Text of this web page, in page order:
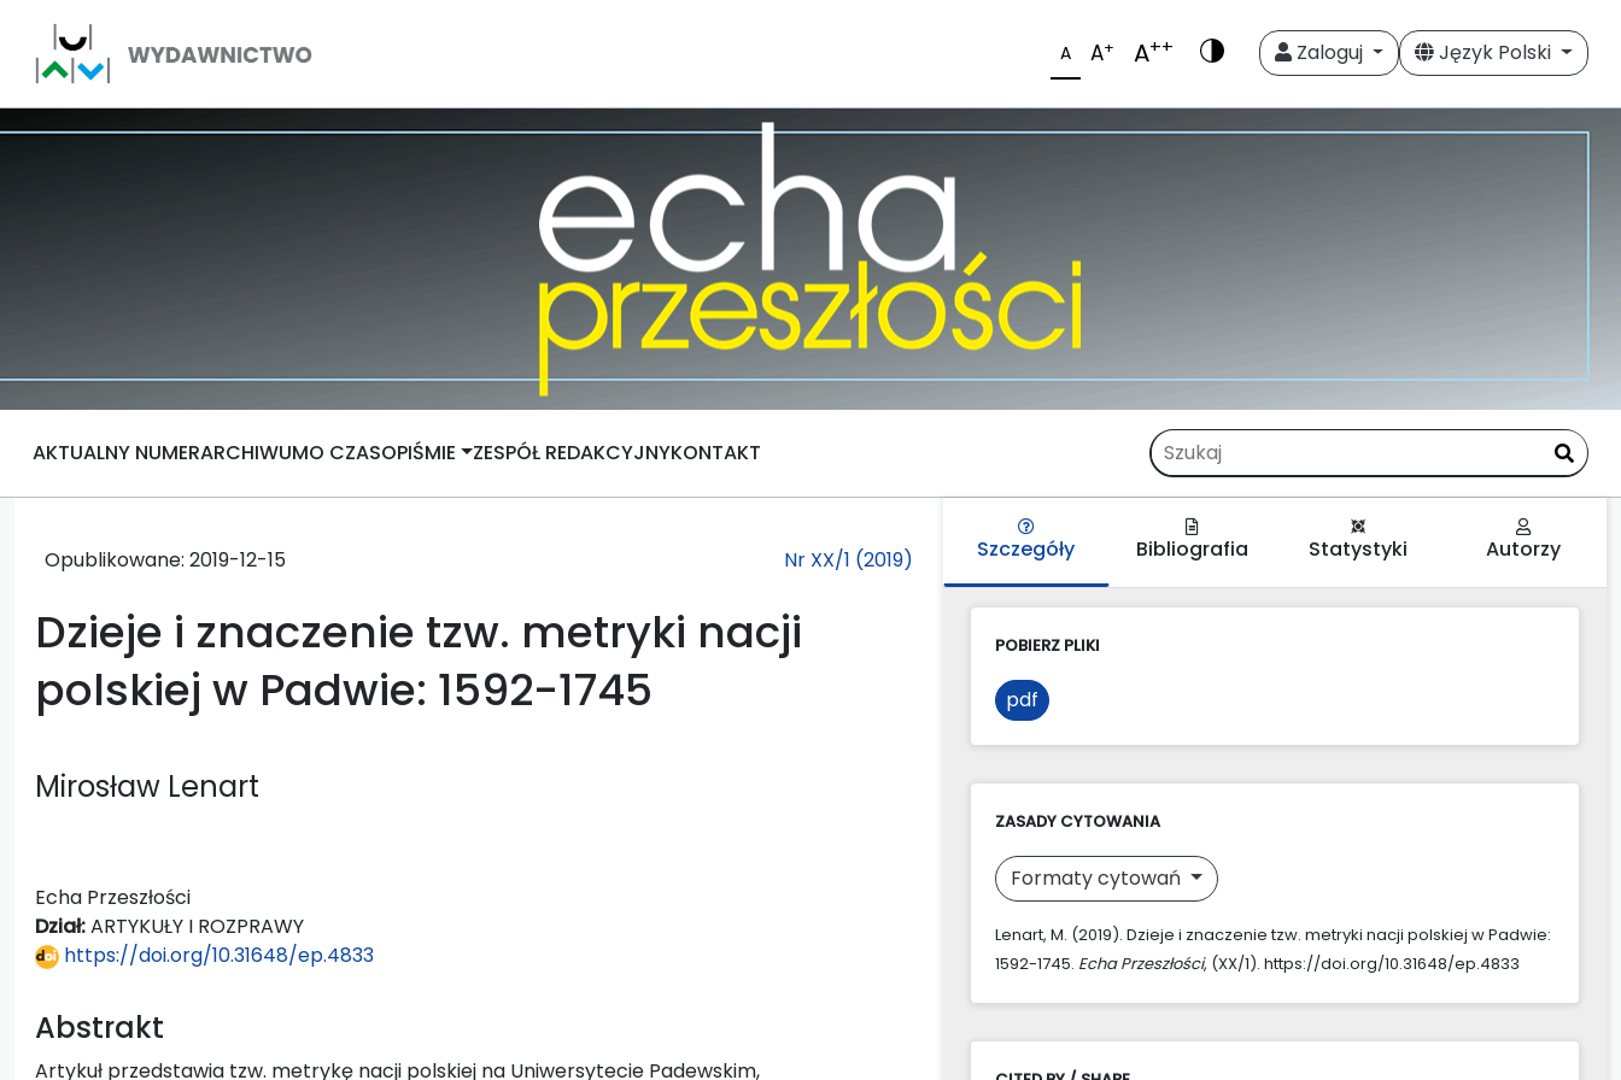
A A+ A++ Zaloguj Język Polski
AKTUALNY NUMERARCHIWUMO CZASOPIŚMIE ZESPÓŁ REDAKCYJNYKONTAKT
Opublikowane: 2019-12-15 Nr XX/1 (2019)
Dzieje i znaczenie tzw. metryki nacji
polskiej w Padwie: 1592-1745
Mirosław Lenart
Echa Przeszłości
Dział:ARTYKUŁY I ROZPRAWY
https://doi.org/10.31648/ep.4833
Abstrakt
Artykuł przedstawia tzw. metrykę nacji polskiej na Uniwersytecie Padewskim,
Szczegóły Bibliografia Statystyki Autorzy
POBIERZ PLIKI
pdf
ZASADY CYTOWANIA
Formaty cytowań
Lenart, M. (2019). Dzieje i znaczenie tzw. metryki nacji polskiej w Padwie:
1592-1745. Echa Przeszłości, (XX/1). https://doi.org/10.31648/ep.4833